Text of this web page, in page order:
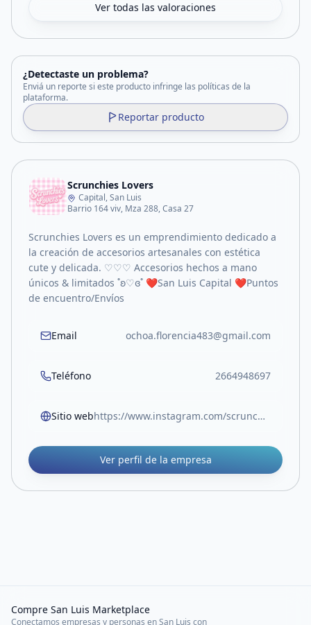
Ver todas las valoraciones
¿Detectaste un problema?
Enviá un reporte si este producto infringe las políticas de la
plataforma.
Reportar producto
Scrunchies Lovers
Capital, San Luis
Barrio 164 viv, Mza 288, Casa 27
Scrunchies Lovers es un emprendimiento dedicado a
la creación de accesorios artesanales con estética
cute y delicada. ♡♡♡ Accesorios hechos a mano
únicos & limitados ˚ʚ♡ɞ˚ ❤️San Luis Capital ❤️Puntos
de encuentro/Envíos
Email ochoa.florencia483@gmail.com
Teléfono 2664948697
Sitio web https://www.instagram.com/scrunchies.lovers.sl?utm_source=ig_web_button_share_sheet&igsh=ZDNlZDc0MzIxNw==
Ver perfil de la empresa
Compre San Luis Marketplace
Conectamos empresas y personas en San Luis con